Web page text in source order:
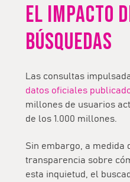
EL IMPACTO
BÚSQUEDAS
Las consultas
datos oficiales
millones de usuarios
de los 1.000 millones.
Sin embargo, a medida
transparencia sobre
esta inquietud, el